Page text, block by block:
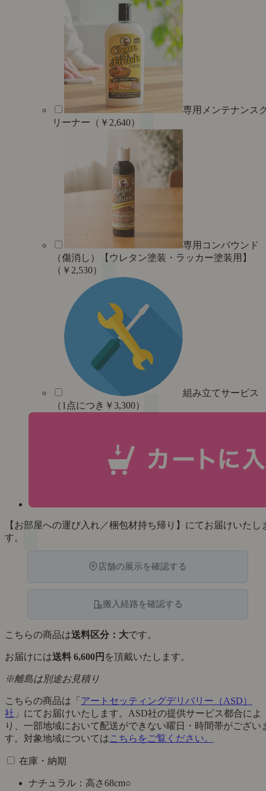
専用メンテナンス
リーナー（￥2,640）
専用コンパウンド
（傷消し）【ウレタン塗装・ラッカー塗装用】
（￥2,530）
組み立てサービス
（1点につき￥3,300）
【お部屋への運び入れ／梱包材持ち帰り】にてお届けいたし
す。
店舗の展示を確認する
搬入経路を確認する
こちらの商品は送料区分：大です。
お届けには送料 6,600円 を頂戴いたします。
※離島は別途お見積り
こちらの商品は「 アートセッティングデリバリー（ASD）
社 」にてお届けいたします。ASD社の提供サービス都合によ
り、一部地域において配送ができない曜日・時間帯がござい
す。対象地域についてはこちらをご覧ください。
在庫・納期
ナチュラル：高さ68cm○